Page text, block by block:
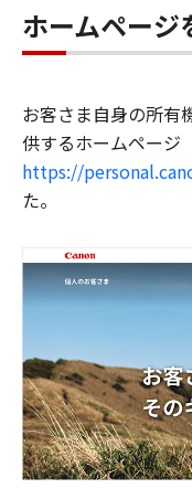
ホームページ
お客さま自身の所有
供するホームページ
https://
た。